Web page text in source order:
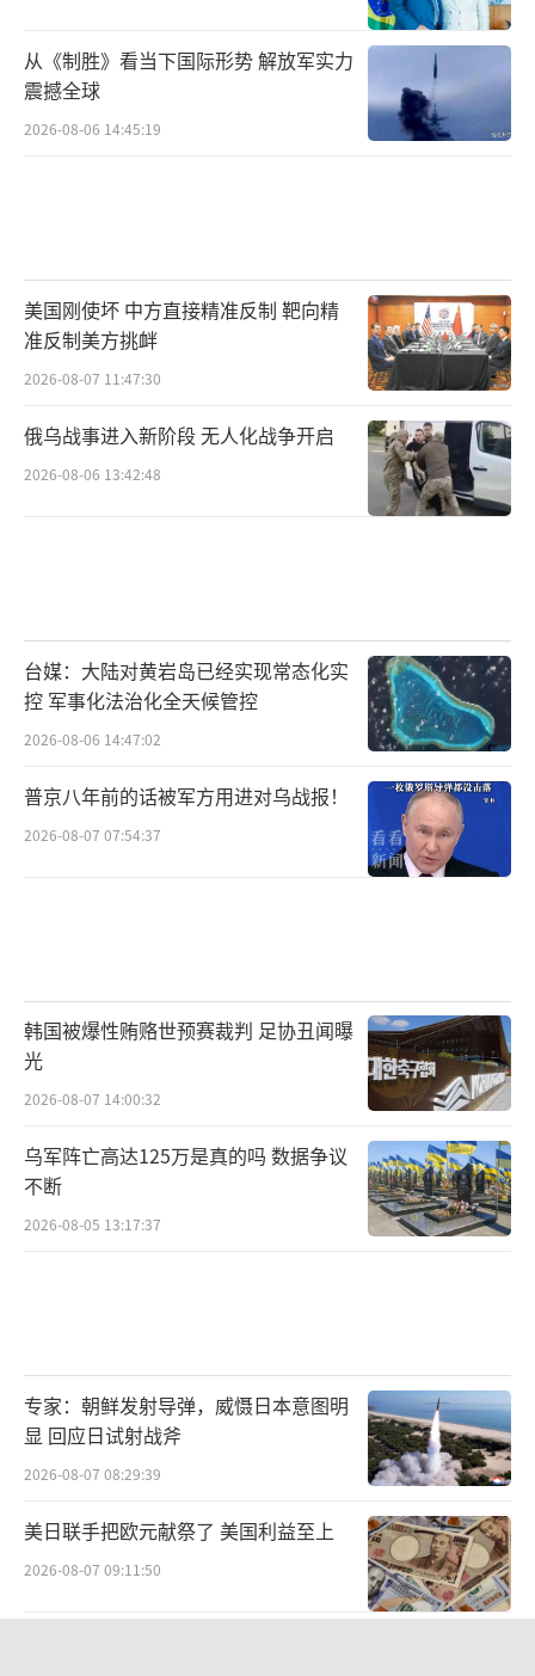
从《制胜》看当下国际形势 解放军实力
震撼全球
2026-08-06 14:45:19
美国刚使坏 中方直接精准反制 靶向精
准反制美方挑衅
2026-08-07 11:47:30
俄乌战事进入新阶段 无人化战争开启
2026-08-06 13:42:48
台媒：大陆对黄岩岛已经实现常态化实
控 军事化法治化全天候管控
2026-08-06 14:47:02
普京八年前的话被军方用进对乌战报！
2026-08-07 07:54:37
韩国被爆性贿赂世预赛裁判 足协丑闻曝
光
2026-08-07 14:00:32
乌军阵亡高达125万是真的吗 数据争议
不断
2026-08-05 13:17:37
专家：朝鲜发射导弹，威慑日本意图明
显 回应日试射战斧
2026-08-07 08:29:39
美日联手把欧元献祭了 美国利益至上
2026-08-07 09:11:50